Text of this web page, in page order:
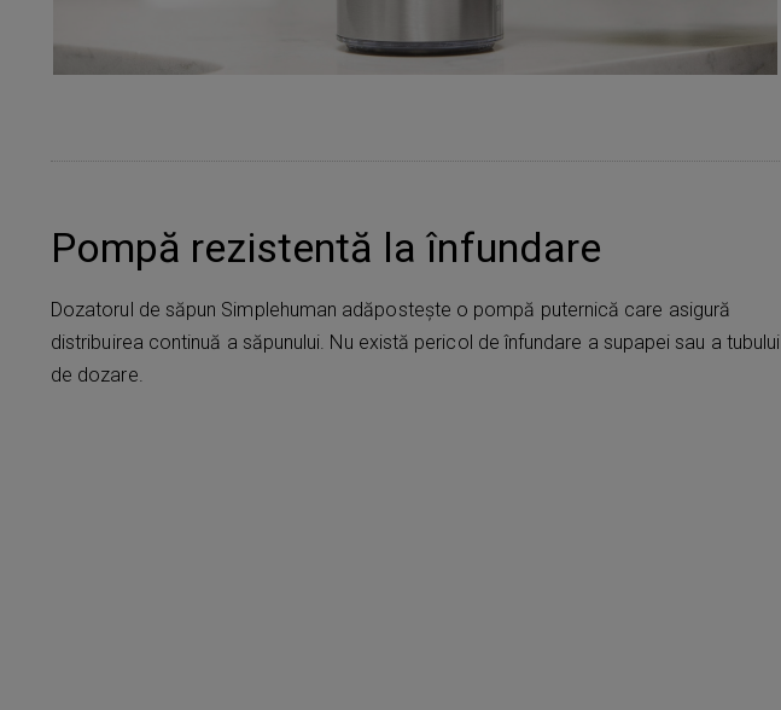
Pompă rezistentă la înfundare
Dozatorul de săpun Simplehuman adăpostește o pompă puternică care asigură
distribuirea continuă a săpunului. Nu există pericol de înfundare a supapei sau a tubului
de dozare.